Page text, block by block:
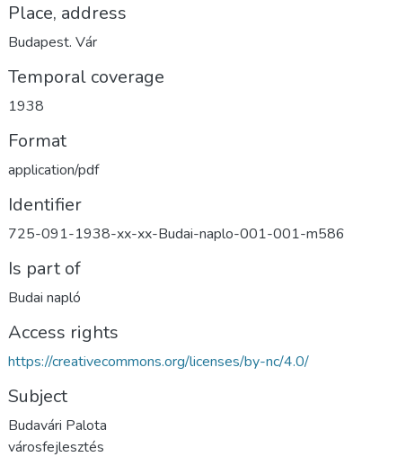
Place, address
Budapest. Vár
Temporal coverage
1938
Format
application/pdf
Identifier
725-091-1938-xx-xx-Budai-naplo-001-001-m586
Is part of
Budai napló
Access rights
https://creativecommons.org/licenses/by-nc/4.0/
Subject
Budavári Palota
városfejlesztés